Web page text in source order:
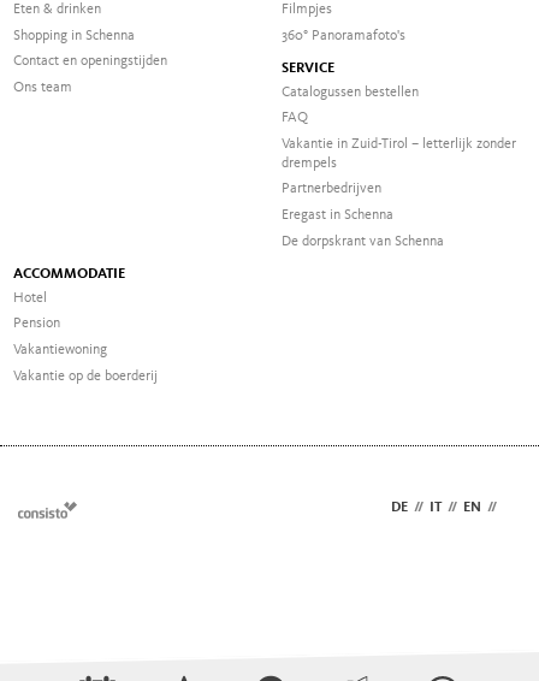
Eten & drinken
Shopping in Schenna
Contact en openingstijden
Ons team
Filmpjes
360° Panoramafoto's
SERVICE
Catalogussen bestellen
FAQ
Vakantie in Zuid-Tirol – letterlijk zonder
drempels
Partnerbedrijven
Eregast in Schenna
De dorpskrant van Schenna
ACCOMMODATIE
Hotel
Pension
Vakantiewoning
Vakantie op de boerderij
DE // IT // EN //